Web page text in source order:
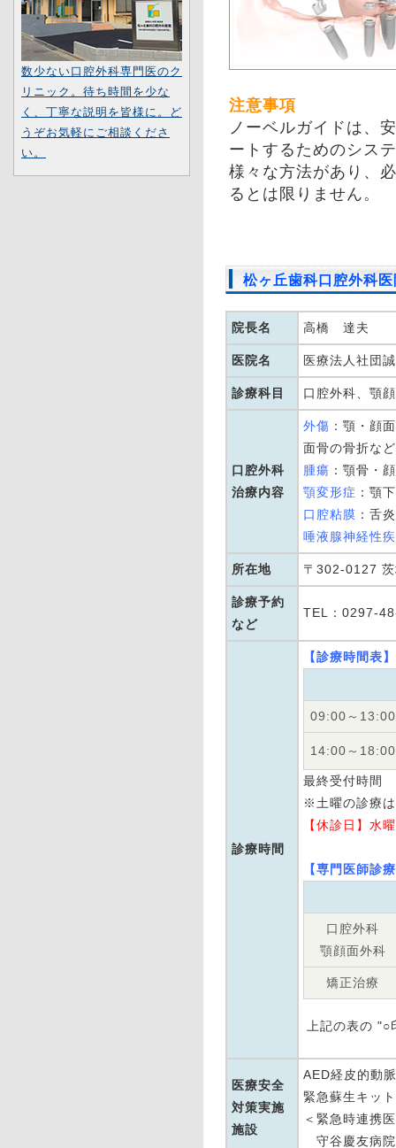
注意事項
ノーベルガイドは、
ートするためのシス
様々な方法があり、
るとは限りません。
松ヶ丘歯科口腔外科
院長名 高橋 達夫
医院名 医療法人社団
診療科目 口腔外科、顎
口腔外科
治療内容
外傷 ：顎・顔
面骨の骨折など
腫瘍 ：顎骨・
顎変形症 ：顎
口腔粘膜 ：舌
唾液腺神経性
所在地 〒302-0127
診療予約
など
TEL：0297-
診療時間
【診療時間表】
09:00～13:00
14:00～18:00
最終受付時間
※土曜の診療
【休診日】水
【専門医師診
口腔外科
顎顔面外科
矯正治療
上記の表の
医療安全
対策実施
施設
AED経皮的動
緊急蘇生キッ
＜緊急時連携
守谷慶友病院
数少ない口腔外科専門医のク
リニック。待ち時間を少な
く、丁寧な説明を皆様に。ど
うぞお気軽にご相談くださ
い。